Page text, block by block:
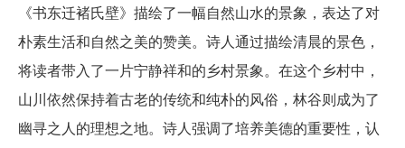
《书东迁褚氏壁》描绘了一幅自然山水的景象，表达了对
朴素生活和自然之美的赞美。诗人通过描绘清晨的景色，
将读者带入了一片宁静祥和的乡村景象。在这个乡村中，
山川依然保持着古老的传统和纯朴的风俗，林谷则成为了
幽寻之人的理想之地。诗人强调了培养美德的重要性，认